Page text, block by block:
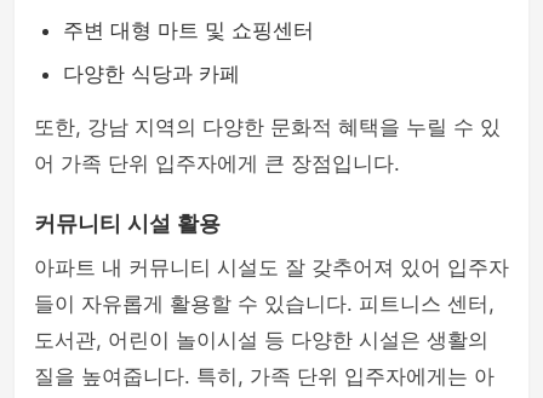
주변 대형 마트 및 쇼핑센터
다양한 식당과 카페
또한, 강남 지역의 다양한 문화적 혜택을 누릴 수 있
어 가족 단위 입주자에게 큰 장점입니다.
커뮤니티 시설 활용
아파트 내 커뮤니티 시설도 잘 갖추어져 있어 입주자
들이 자유롭게 활용할 수 있습니다. 피트니스 센터,
도서관, 어린이 놀이시설 등 다양한 시설은 생활의
질을 높여줍니다. 특히, 가족 단위 입주자에게는 아